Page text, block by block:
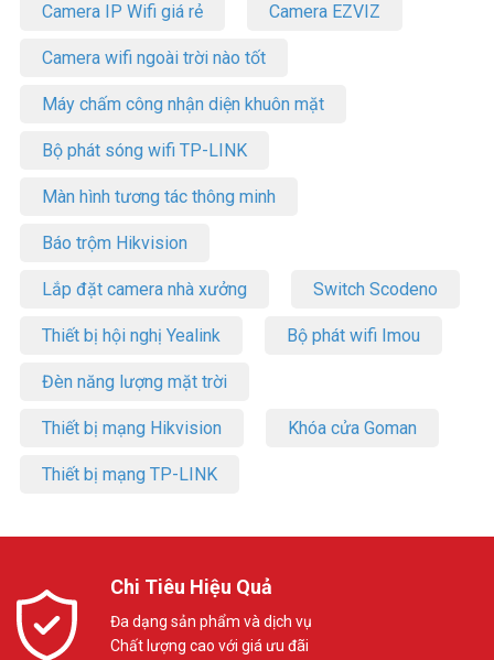
Camera IP Wifi giá rẻ Camera EZVIZ
Camera wifi ngoài trời nào tốt
Máy chấm công nhận diện khuôn mặt
Bộ phát sóng wifi TP-LINK
Màn hình tương tác thông minh
Báo trộm Hikvision
Lắp đặt camera nhà xưởng Switch Scodeno
Thiết bị hội nghị Yealink Bộ phát wifi Imou
Đèn năng lượng mặt trời
Thiết bị mạng Hikvision Khóa cửa Goman
Thiết bị mạng TP-LINK
Chi Tiêu Hiệu Quả
Đa dạng sản phẩm và dịch vụ
Chất lượng cao với giá ưu đãi